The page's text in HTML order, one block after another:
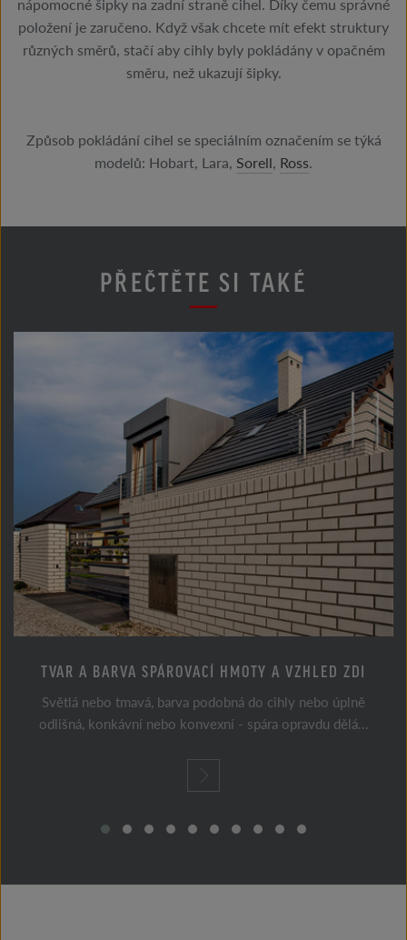
nápomocné šipky na zadní straně cihel. Díky čemu správné
položení je zaručeno. Když však chcete mít efekt struktury
různých směrů, stačí aby cihly byly pokládány v opačném
směru, než ukazují šipky.
Způsob pokládání cihel se speciálním označením se týká
modelů: Hobart, Lara, Sorell, Ross.
PŘEČTĚTE SI TAKÉ
TVAR A BARVA SPÁROVACÍ HMOTY A VZHLED ZDI
Světlá nebo tmavá, barva podobná do cihly nebo úplně
odlišná, konkávní nebo konvexní - spára opravdu dělá...